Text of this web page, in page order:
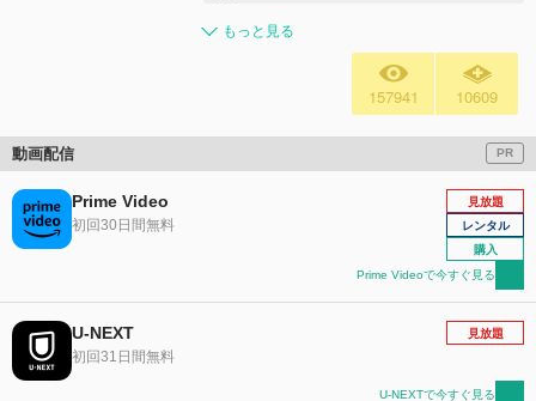
もっと見る
157941 10609
動画配信 PR
Prime Video
初回30日間無料
見放題
レンタル
購入
Prime Videoで今すぐ見る
U-NEXT
初回31日間無料
見放題
U-NEXTで今すぐ見る